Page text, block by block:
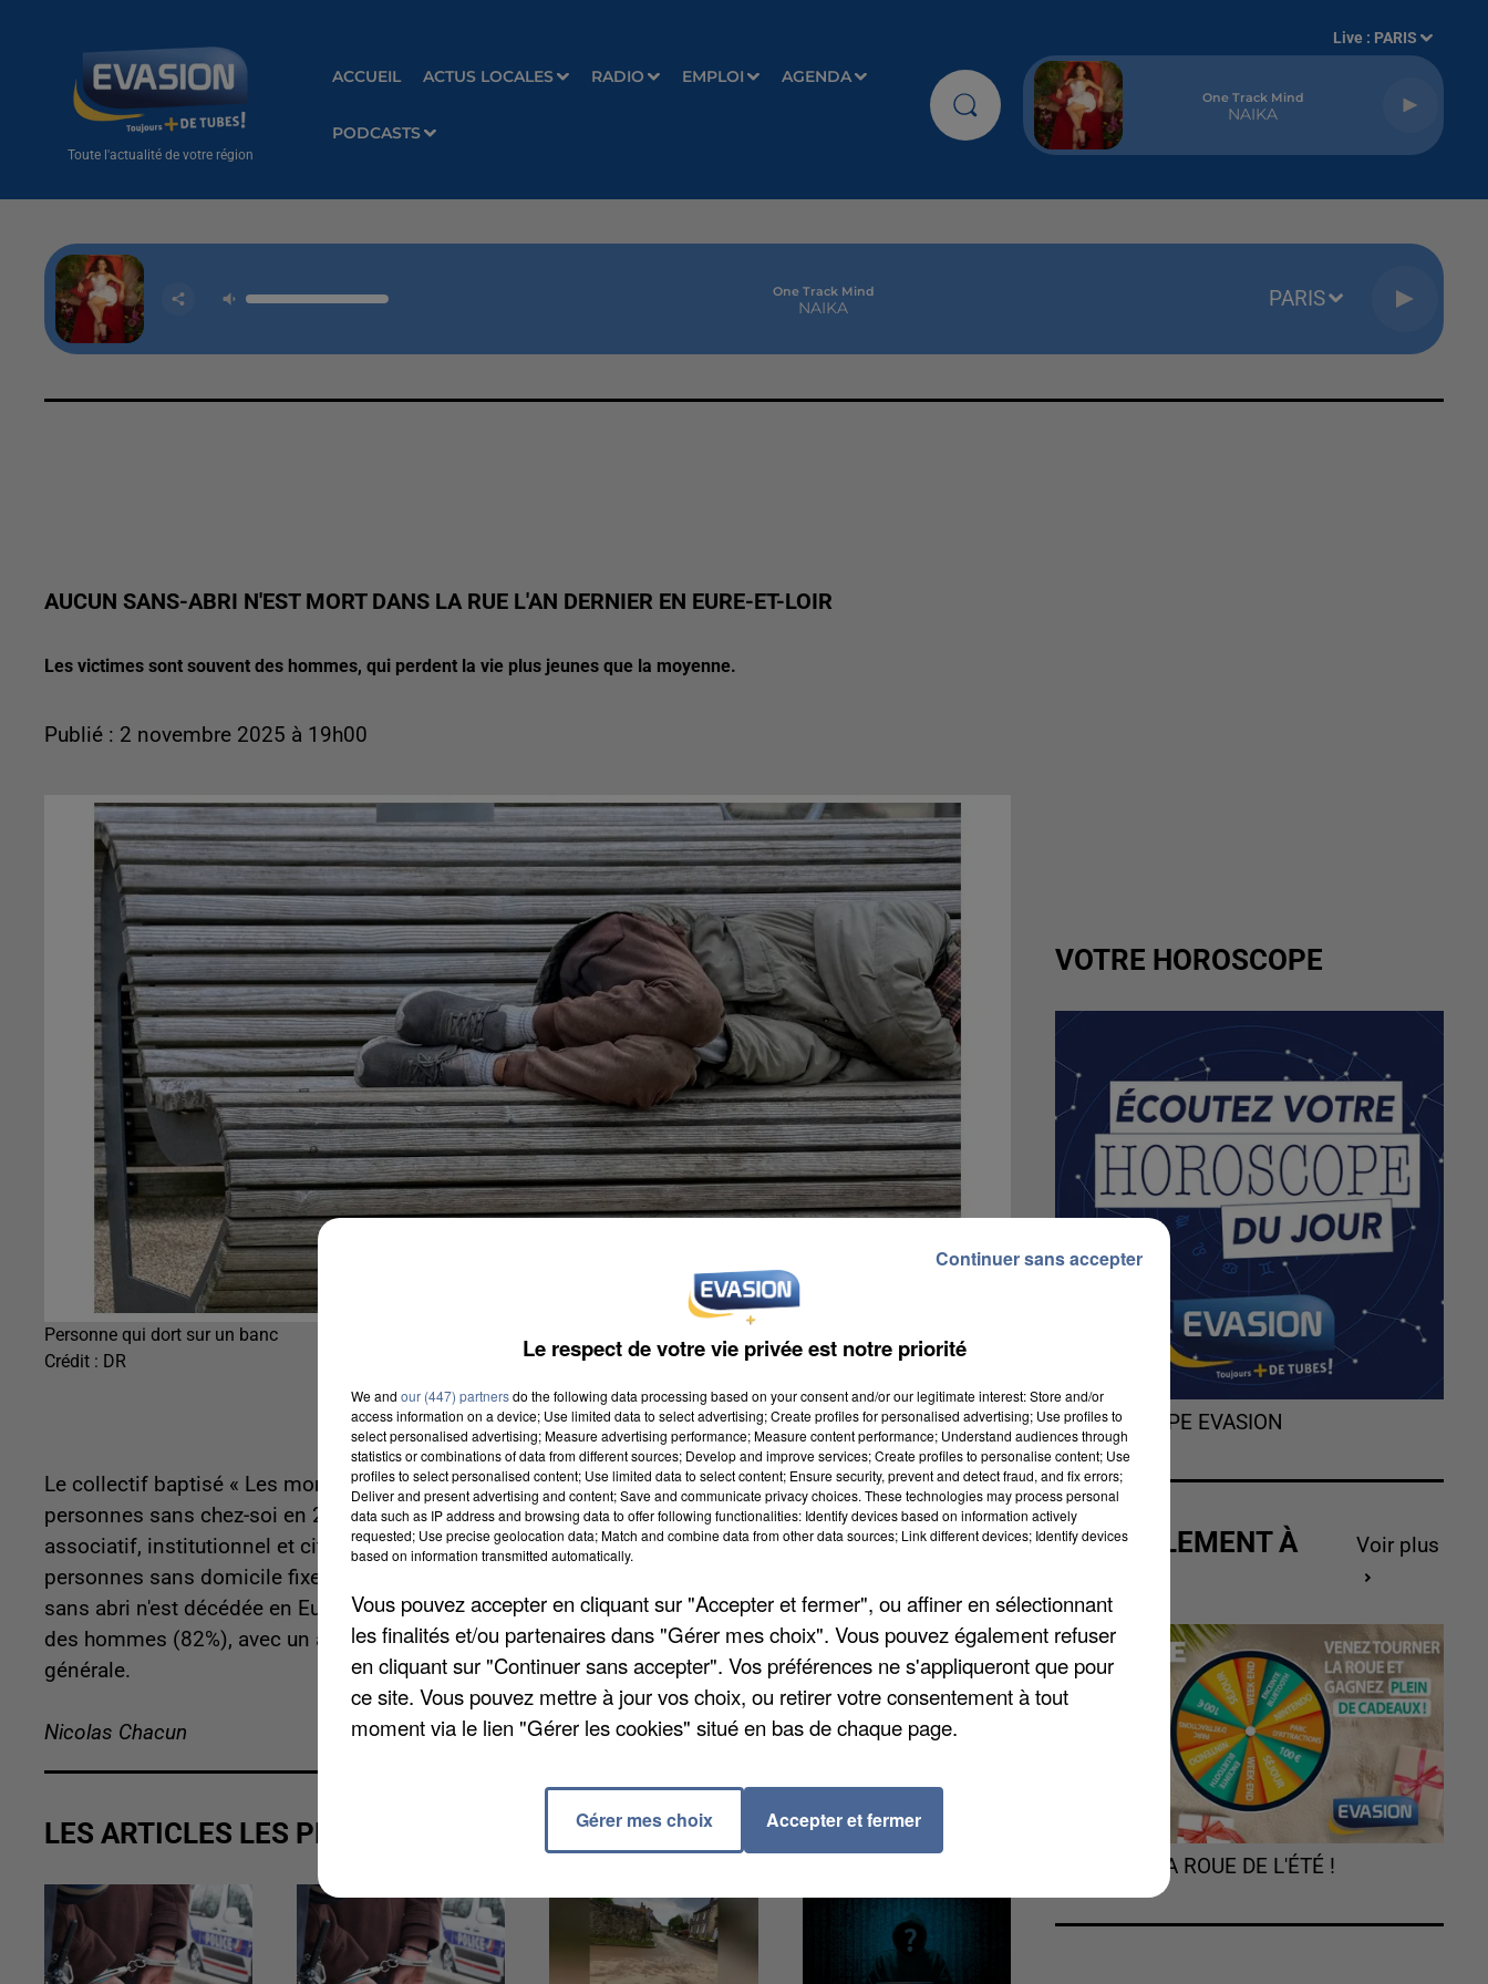
Toute l'actualité de votre région
ACCUEIL ACTUS LOCALES RADIO EMPLOI AGENDA
PODCASTS
Live : PARIS
One Track Mind
NAIKA
One Track Mind
NAIKA PARIS
AUCUN SANS-ABRI N'EST MORT DANS LA RUE L'AN DERNIER EN EURE-ET-LOIR
Les victimes sont souvent des hommes, qui perdent la vie plus jeunes que la moyenne.
Publié : 2 novembre 2025 à 19h00
Personne qui dort sur un banc
Crédit : DR
Le collectif baptisé « Les morts de la rue » vient de publier son 13ème rapport sur la mortalité des
personnes sans chez-soi en 2024. Un travail qui s'appuie sur les données recueillies auprès du réseau
associatif, institutionnel et citoyen de la structure. L'année dernière, on a constaté 912 décès de
personnes sans domicile fixe. C'est 16% de plus que l'année précédente. En 2024, aucune personne
sans abri n'est décédée en Eure-et-Loir. Selon le collectif, les victimes en France sont principalement
des hommes (82%), avec un âge moyen de 47,7 ans. C'est 32 ans de moins que la population
générale.
Nicolas Chacun
LES ARTICLES LES PLUS VUS
VOTRE HOROSCOPE
L'HOROSCOPE EVASION
ACTUELLEMENT À
Voir plus
TOURNEZ LA ROUE DE L'ÉTÉ !
Le respect de votre vie privée est notre priorité
We and our (447) partnersdo the following data processing based on your consent and/or our legitimate interest: Store and/or
access information on a device; Use limited data to select advertising; Create profiles for personalised advertising; Use profiles to
select personalised advertising; Measure advertising performance; Measure content performance; Understand audiences through
statistics or combinations of data from different sources; Develop and improve services; Create profiles to personalise content; Use
profiles to select personalised content; Use limited data to select content; Ensure security, prevent and detect fraud, and fix errors;
Deliver and present advertising and content; Save and communicate privacy choices. These technologies may process personal
data such as IP address and browsing data to offer following functionalities: Identify devices based on information actively
requested; Use precise geolocation data; Match and combine data from other data sources; Link different devices; Identify devices
based on information transmitted automatically.
Vous pouvez accepter en cliquant sur "Accepter et fermer", ou affiner en sélectionnant
les finalités et/ou partenaires dans "Gérer mes choix". Vous pouvez également refuser
en cliquant sur "Continuer sans accepter". Vos préférences ne s'appliqueront que pour
ce site. Vous pouvez mettre à jour vos choix, ou retirer votre consentement à tout
moment via le lien "Gérer les cookies" situé en bas de chaque page.
Gérer mes choix Accepter et fermer
Continuer sans accepter